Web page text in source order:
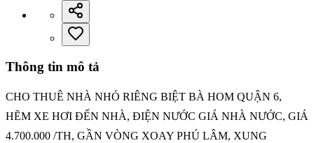
Thông tin mô tả
CHO THUÊ NHÀ NHỎ RIÊNG BIỆT BÀ HOM QUẬN 6,
HẼM XE HƠI ĐẾN NHÀ, ĐIỆN NƯỚC GIÁ NHÀ NƯỚC, GIÁ
4.700.000 /TH, GẦN VÒNG XOAY PHÚ LÂM, XUNG